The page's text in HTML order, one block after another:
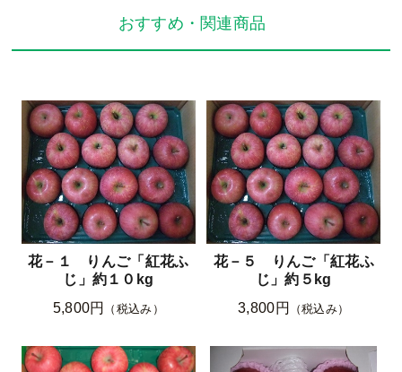
おすすめ・関連商品
花－１ りんご「紅花ふ
じ」約１０kg
5,800円
（税込み）
花－５ りんご「紅花ふ
じ」約５kg
3,800円
（税込み）